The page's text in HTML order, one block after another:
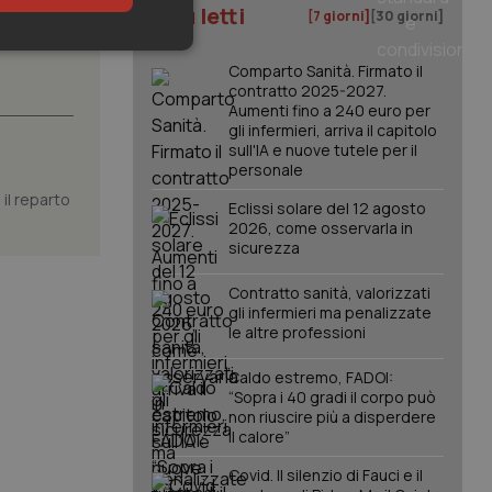
il reparto
I più letti [7 giorni] [30 giorni]
Comparto Sanità. Firmato il
contratto 2025-2027.
Aumenti fino a 240 euro per
gli infermieri, arriva il capitolo
sull'IA e nuove tutele per il
personale
Eclissi solare del 12 agosto
2026, come osservarla in
sicurezza
Contratto sanità, valorizzati
gli infermieri ma penalizzate
le altre professioni
Caldo estremo, FADOI:
“Sopra i 40 gradi il corpo può
non riuscire più a disperdere
il calore”
Covid. Il silenzio di Fauci e il